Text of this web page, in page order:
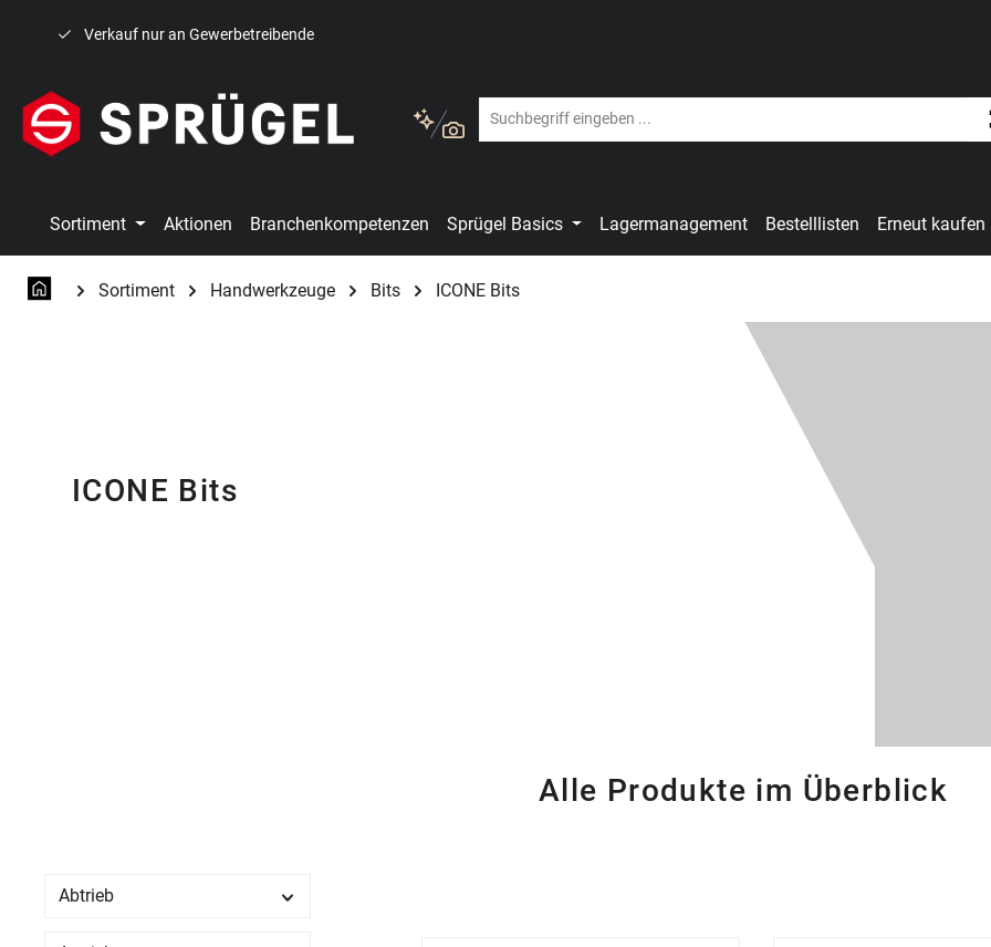
Verkauf nur an Gewerbetreibende
Sortiment Aktionen Branchenkompetenzen Sprügel Basics Lagermanagement Bestelllisten Erneut kaufen
Sortiment Handwerkzeuge Bits ICONE Bits
ICONE Bits
Alle Produkte im Überblick
Abtrieb